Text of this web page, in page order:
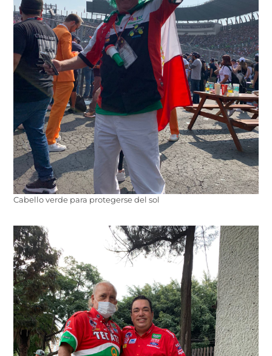
Cabello verde para protegerse del sol